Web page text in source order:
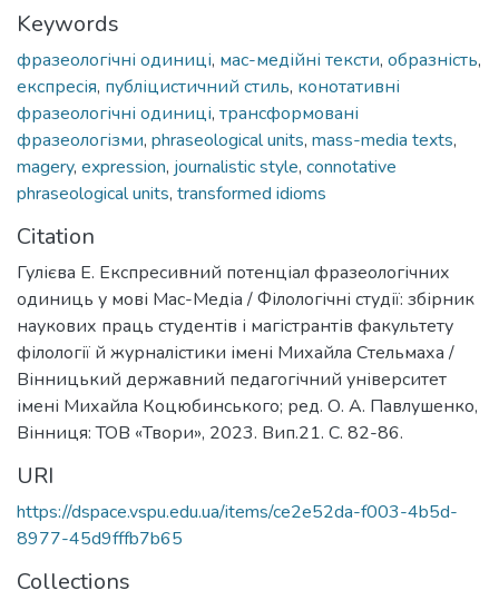
Keywords
фразеологічні одиниці, мас-медійні тексти, образність,
експресія, публіцистичний стиль, конотативні
фразеологічні одиниці, трансформовані
фразеологізми, phraseological units, mass-media texts,
magery, expression, journalistic style, connotative
phraseological units, transformed idioms
Citation
Гулієва Е. Експресивний потенціал фразеологічних
одиниць у мові Мас-Медіа / Філологічні студії: збірник
наукових праць студентів і магістрантів факультету
філології й журналістики імені Михайла Стельмаха /
Вінницький державний педагогічний університет
імені Михайла Коцюбинського; ред. О. А. Павлушенко,
Вінниця: ТОВ «Твори», 2023. Вип.21. С. 82-86.
URI
https://dspace.vspu.edu.ua/items/ce2e52da-f003-4b5d-
8977-45d9fffb7b65
Collections